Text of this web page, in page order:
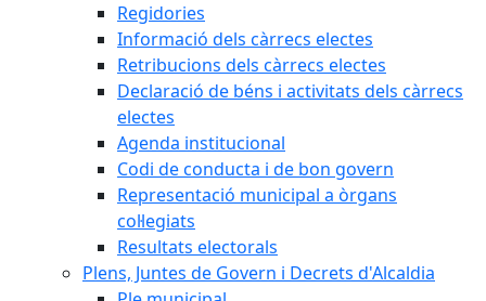
Regidories
Informació dels càrrecs electes
Retribucions dels càrrecs electes
Declaració de béns i activitats dels càrrecs
electes
Agenda institucional
Codi de conducta i de bon govern
Representació municipal a òrgans
col·legiats
Resultats electorals
Plens, Juntes de Govern i Decrets d'Alcaldia